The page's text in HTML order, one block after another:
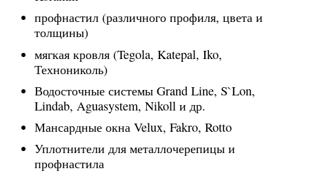
профнастил (различного профиля, цвета и
толщины)
мягкая кровля (Tegola, Katepal, Iko,
Технониколь)
Водосточные системы Grand Line, S`Lon,
Lindab, Aguasystem, Nikoll и др.
Мансардные окна Velux, Fakro, Rotto
Уплотнители для металлочерепицы и
профнастила